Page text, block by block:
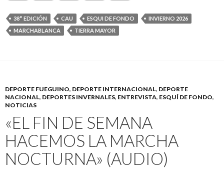
38° EDICIÓN CAU ESQUI DE FONDO
INVIERNO 2026
MARCHABLANCA
TIERRA MAYOR
DEPORTE FUEGUINO, DEPORTE INTERNACIONAL, DEPORTE
NACIONAL, DEPORTES INVERNALES, ENTREVISTA, ESQUÍ DE FONDO,
NOTICIAS
«EL FIN DE SEMANA
HACEMOS LA MARCHA
NOCTURNA» (AUDIO)